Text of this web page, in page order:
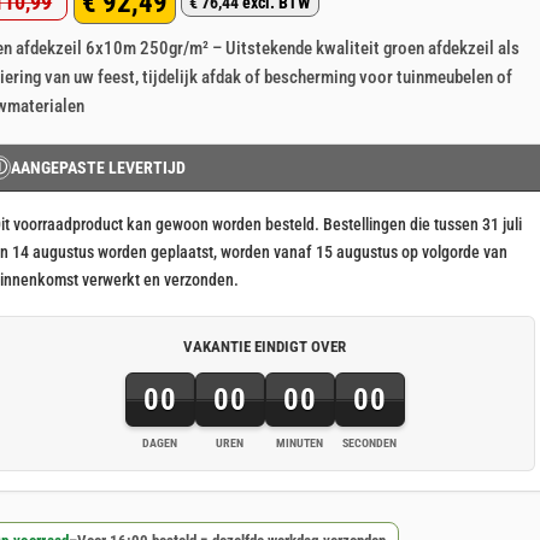
klantafdekzeil 6x10m 250gr/m² – Uitstekende kwaliteit groen afdekzeil als
van uw feest, tijdelijk afdak of bescherming voor tuinmeubelen of
AANGEPASTE LEVERTIJD
voorraadproduct kan gewoon worden besteld. Bestellingen die tussen 31 juli
14 augustus worden geplaatst, worden vanaf 15 augustus op volgorde van
verwerkt en verzonden.
VAKANTIE EINDIGT OVER
00
DAGEN
00
UREN
00
MINUTEN
00
SECONDEN